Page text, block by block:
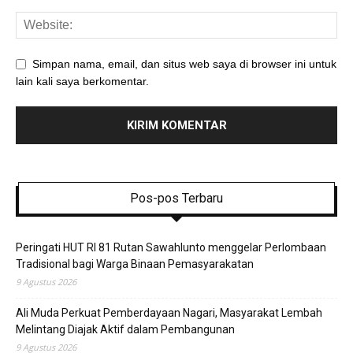
Simpan nama, email, dan situs web saya di browser ini untuk
lain kali saya berkomentar.
Pos-pos Terbaru
Peringati HUT RI 81 Rutan Sawahlunto menggelar Perlombaan
Tradisional bagi Warga Binaan Pemasyarakatan
9 Agustus 2026
Ali Muda Perkuat Pemberdayaan Nagari, Masyarakat Lembah
Melintang Diajak Aktif dalam Pembangunan
9 Agustus 2026